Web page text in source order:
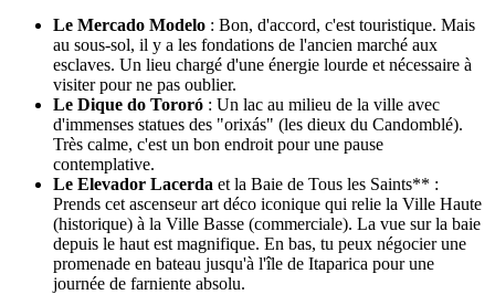
Le Mercado Modelo : Bon, d'accord, c'est touristique. Mais
au sous-sol, il y a les fondations de l'ancien marché aux
esclaves. Un lieu chargé d'une énergie lourde et nécessaire à
visiter pour ne pas oublier.
Le Dique do Tororó : Un lac au milieu de la ville avec
d'immenses statues des "orixás" (les dieux du Candomblé).
Très calme, c'est un bon endroit pour une pause
contemplative.
Le Elevador Lacerda et la Baie de Tous les Saints** :
Prends cet ascenseur art déco iconique qui relie la Ville Haute
(historique) à la Ville Basse (commerciale). La vue sur la baie
depuis le haut est magnifique. En bas, tu peux négocier une
promenade en bateau jusqu'à l'île de Itaparica pour une
journée de farniente absolu.